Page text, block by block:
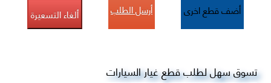
أضف قطع اخرى أرسل الطلب ألغاء التسعيرة
تسوق سهل لطلب قطع غيار السيارات